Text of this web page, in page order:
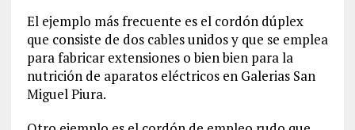
El ejemplo más frecuente es el cordón dúplex
que consiste de dos cables unidos y que se emplea
para fabricar extensiones o bien bien para la
nutrición de aparatos eléctricos en Galerias San
Miguel Piura.